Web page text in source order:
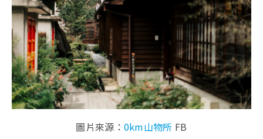
圖片來源： 0km山物所 FB